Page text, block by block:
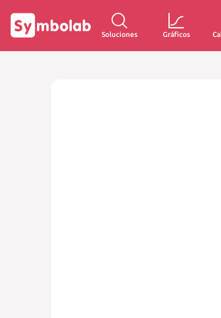
Soluciones Gráficos